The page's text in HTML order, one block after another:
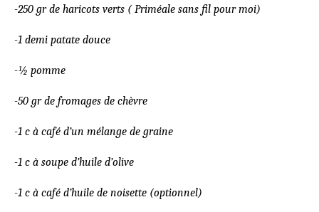
-250 gr de haricots verts ( Priméale sans fil pour moi)
-1 demi patate douce
-½ pomme
-50 gr de fromages de chèvre
-1 c à café d’un mélange de graine
-1 c à soupe d’huile d’olive
-1 c à café d’huile de noisette (optionnel)